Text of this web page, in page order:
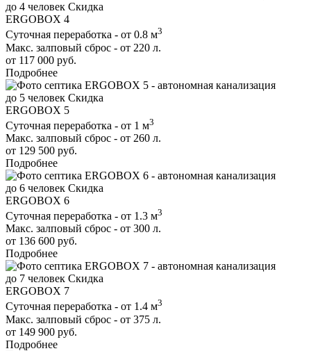
до 4 человек Скидка
ERGOBOX 4
Суточная переработка - от 0.8 м3
Макс. залповый сброс - от 220 л.
от 117 000 руб.
Подробнее
до 5 человек Скидка
ERGOBOX 5
Суточная переработка - от 1 м3
Макс. залповый сброс - от 260 л.
от 129 500 руб.
Подробнее
до 6 человек Скидка
ERGOBOX 6
Суточная переработка - от 1.3 м3
Макс. залповый сброс - от 300 л.
от 136 600 руб.
Подробнее
до 7 человек Скидка
ERGOBOX 7
Суточная переработка - от 1.4 м3
Макс. залповый сброс - от 375 л.
от 149 900 руб.
Подробнее